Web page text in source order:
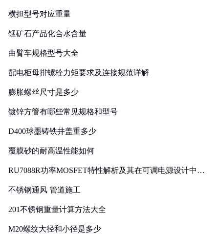
横担型号对应重量
锰矿石产品化合水含量
曲臂车规格型号大全
配电柜母排螺栓力矩要求及连接规范详解
膨胀螺丝尺寸是多少
镀锌方管有哪些常见规格和型号
D400球墨铸铁井盖重多少
覆膜砂的耐高温性能如何
RU7088R功率MOSFET特性解析及其在可调电源设计中的
不锈钢通风 管道施工
201不锈钢重量计算方法大全
M20螺纹大径和小径是多少